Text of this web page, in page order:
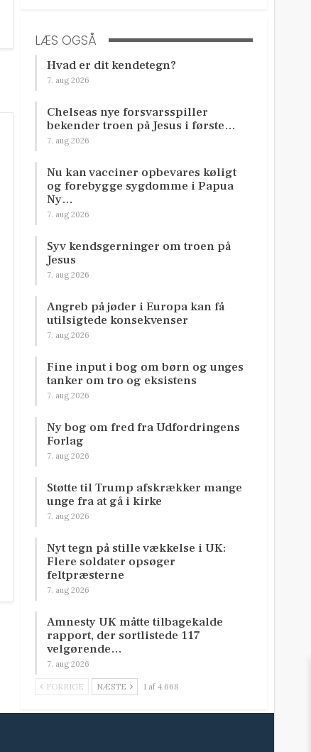
LÆS OGSÅ
Hvad er dit kendetegn?
7. aug 2026
Chelseas nye forsvarsspiller
bekender troen på Jesus i første…
7. aug 2026
Nu kan vacciner opbevares køligt
og forebygge sygdomme i Papua
Ny…
7. aug 2026
Syv kendsgerninger om troen på
Jesus
7. aug 2026
Angreb på jøder i Europa kan få
utilsigtede konsekvenser
7. aug 2026
Fine input i bog om børn og unges
tanker om tro og eksistens
7. aug 2026
Ny bog om fred fra Udfordringens
Forlag
7. aug 2026
Støtte til Trump afskrækker mange
unge fra at gå i kirke
7. aug 2026
Nyt tegn på stille vækkelse i UK:
Flere soldater opsøger
feltpræsterne
7. aug 2026
Amnesty UK måtte tilbagekalde
rapport, der sortlistede 117
velgørende…
7. aug 2026
FORRIGE NÆSTE 1 af 4.668